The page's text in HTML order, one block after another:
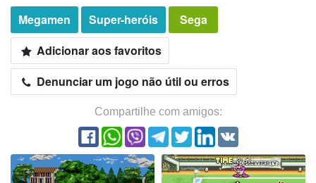
Megamen Super-heróis
Sega
Adicionar aos favoritos
Denunciar um jogo não útil ou erros
Compartilhe com amigos: